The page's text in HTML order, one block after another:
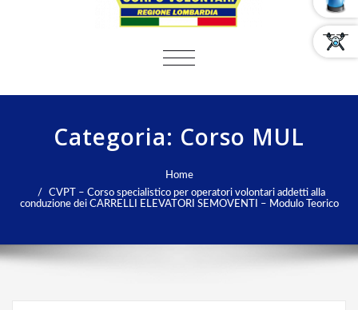
COMMUTA NAVIGAZIONE
Categoria: Corso MUL
Home
CVPT – Corso specialistico per operatori volontari addetti alla
conduzione dei CARRELLI ELEVATORI SEMOVENTI – Modulo Teorico